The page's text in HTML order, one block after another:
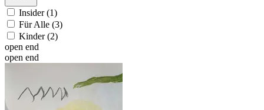
Insider (1)
Für Alle (3)
Kinder (2)
open end
open end